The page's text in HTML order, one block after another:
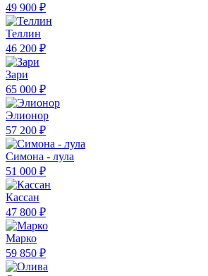
49 900 ₽
Теллин
46 200 ₽
Зари
65 000 ₽
Элионор
57 200 ₽
Симона - лула
51 000 ₽
Кассан
47 800 ₽
Марко
59 850 ₽